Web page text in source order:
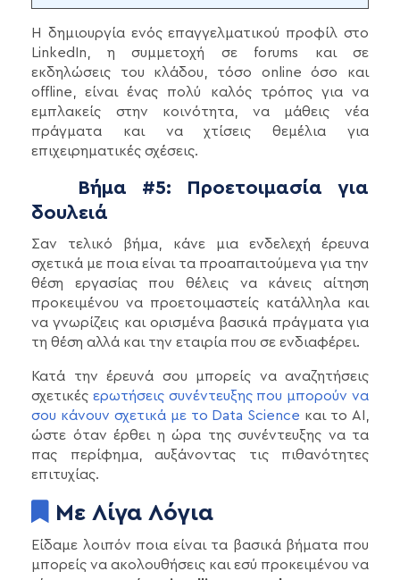
Η δημιουργία ενός επαγγελματικού προφίλ στο
LinkedIn, η συμμετοχή σε forums και σε
εκδηλώσεις του κλάδου, τόσο online όσο και
offline, είναι ένας πολύ καλός τρόπος για να
εμπλακείς στην κοινότητα, να μάθεις νέα
πράγματα και να χτίσεις θεμέλια για
επιχειρηματικές σχέσεις.
Βήμα #5: Προετοιμασία για
δουλειά
Σαν τελικό βήμα, κάνε μια ενδελεχή έρευνα
σχετικά με ποια είναι τα προαπαιτούμενα για την
θέση εργασίας που θέλεις να κάνεις αίτηση
προκειμένου να προετοιμαστείς κατάλληλα και
να γνωρίζεις και ορισμένα βασικά πράγματα για
τη θέση αλλά και την εταιρία που σε ενδιαφέρει.
Κατά την έρευνά σου μπορείς να αναζητήσεις
σχετικές ερωτήσεις συνέντευξης που μπορούν να
σου κάνουν σχετικά με το Data Science και το AI,
ώστε όταν έρθει η ώρα της συνέντευξης να τα
πας περίφημα, αυξάνοντας τις πιθανότητες
επιτυχίας.
Με Λίγα Λόγια
Είδαμε λοιπόν ποια είναι τα βασικά βήματα που
μπορείς να ακολουθήσεις και εσύ προκειμένου να